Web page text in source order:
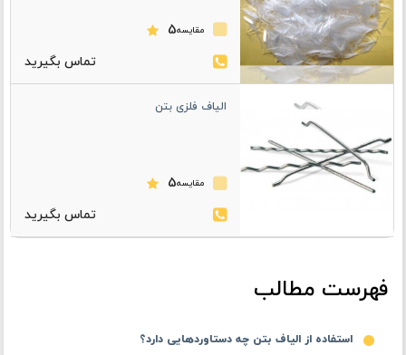
مقایسه5
الیاف فلزی بتن
مقایسه5
فهرست مطالب
استفاده از الیاف بتن چه دستاوردهایی دارد؟